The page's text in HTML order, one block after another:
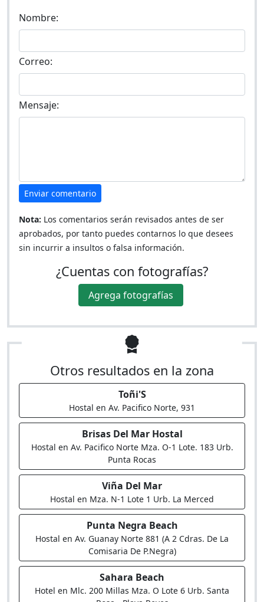
Nombre:
Correo:
Mensaje:
Enviar comentario
Nota: Los comentarios serán revisados antes de ser
aprobados, por tanto puedes contarnos lo que desees
sin incurrir a insultos o falsa información.
¿Cuentas con fotografías?
Agrega fotografías
Otros resultados en la zona
Toñi'S
Hostal en Av. Pacifico Norte, 931
Brisas Del Mar Hostal
Hostal en Av. Pacifico Norte Mza. O-1 Lote. 183 Urb.
Punta Rocas
Viña Del Mar
Hostal en Mza. N-1 Lote 1 Urb. La Merced
Punta Negra Beach
Hostal en Av. Guanay Norte 881 (A 2 Cdras. De La
Comisaria De P.Negra)
Sahara Beach
Hotel en Mlc. 200 Millas Mza. O Lote 6 Urb. Santa